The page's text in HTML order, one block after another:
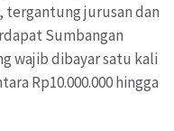
tergantung jurusan dan
Sumbangan
wajib dibayar satu kali
Rp10.000.000 hingga